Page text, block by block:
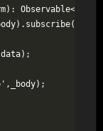
Observable<any>{